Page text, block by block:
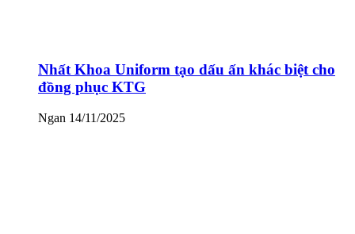
Nhất Khoa Uniform tạo dấu ấn khác biệt cho
đồng phục KTG
Ngan 14/11/2025